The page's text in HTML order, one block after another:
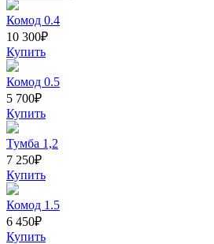
Комод 0.4
10 300₽
Купить
Комод 0.5
5 700₽
Купить
Тумба 1,2
7 250₽
Купить
Комод 1.5
6 450₽
Купить